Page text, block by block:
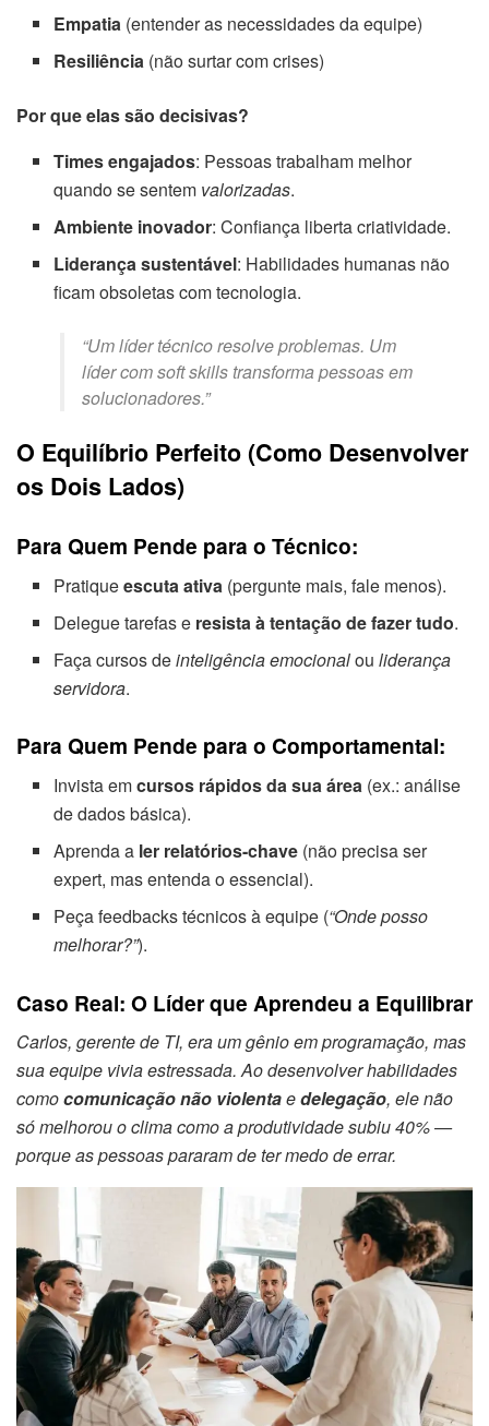
Empatia (entender as necessidades da equipe)
Resiliência (não surtar com crises)
Por que elas são decisivas?
Times engajados: Pessoas trabalham melhor
quando se sentem valorizadas.
Ambiente inovador: Confiança liberta criatividade.
Liderança sustentável: Habilidades humanas não
ficam obsoletas com tecnologia.
“Um líder técnico resolve problemas. Um
líder com soft skills transforma pessoas em
solucionadores.”
O Equilíbrio Perfeito (Como Desenvolver
os Dois Lados)
Para Quem Pende para o Técnico:
Pratiqueescuta ativa (pergunte mais, fale menos).
Delegue tarefas e resista à tentação de fazer tudo.
Faça cursos deinteligência emocionalouliderança
servidora.
Para Quem Pende para o Comportamental:
Invista emcursos rápidos da sua área (ex.: análise
de dados básica).
Aprenda a ler relatórios-chave (não precisa ser
expert, mas entenda o essencial).
Peça feedbacks técnicos à equipe (“Onde posso
melhorar?”).
Caso Real: O Líder que Aprendeu a Equilibrar
Carlos, gerente de TI, era um gênio em programação, mas
sua equipe vivia estressada. Ao desenvolver habilidades
comocomunicação não violentaedelegação, ele não
só melhorou o clima como a produtividade subiu 40% —
porque as pessoas pararam de ter medo de errar.